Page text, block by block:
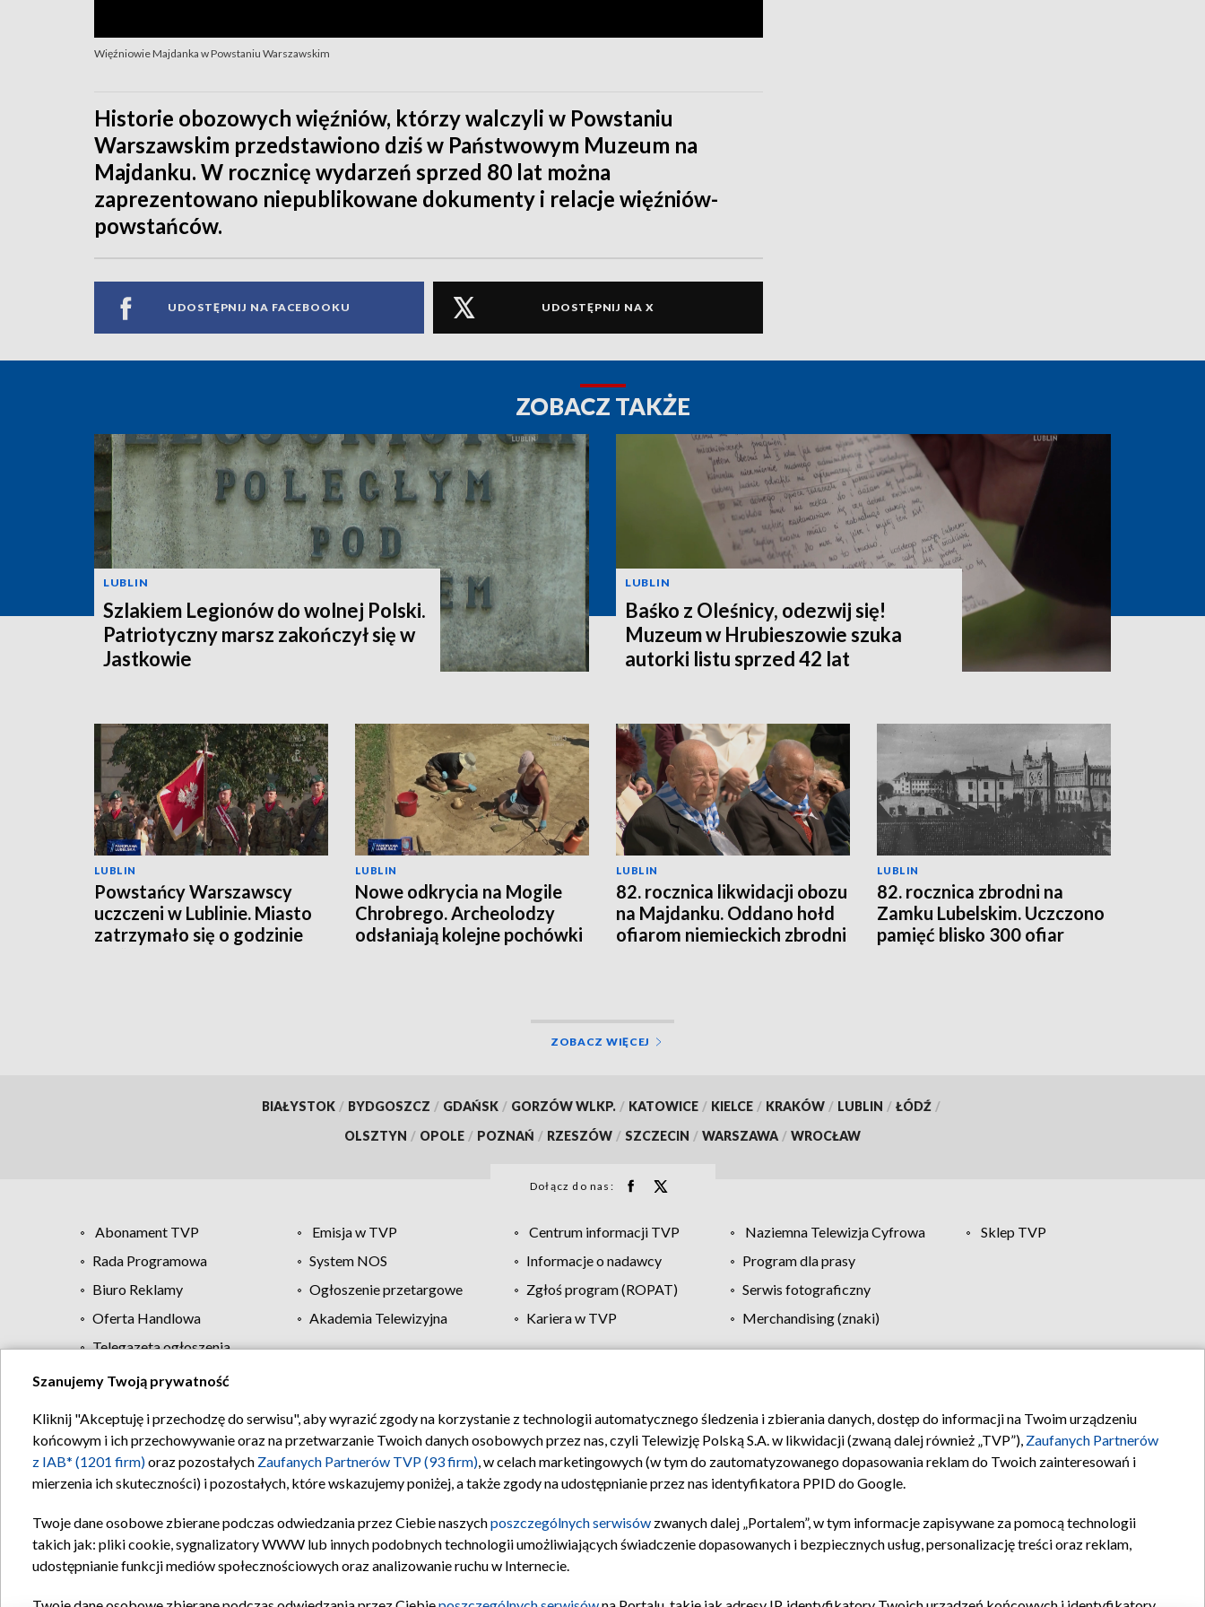
Więźniowie Majdanka w Powstaniu Warszawskim
Historie obozowych więźniów, którzy walczyli w Powstaniu
Warszawskim przedstawiono dziś w Państwowym Muzeum na
Majdanku. W rocznicę wydarzeń sprzed 80 lat można
zaprezentowano niepublikowane dokumenty i relacje więźniów-
powstańców.
UDOSTĘPNIJ NA FACEBOOKU UDOSTĘPNIJ NA X
ZOBACZ TAKŻE
LUBLIN
Szlakiem Legionów do wolnej Polski.
Patriotyczny marsz zakończył się w
Jastkowie
LUBLIN
Baśko z Oleśnicy, odezwij się!
Muzeum w Hrubieszowie szuka
autorki listu sprzed 42 lat
LUBLIN
Powstańcy Warszawscy
uczczeni w Lublinie. Miasto
zatrzymało się o godzinie
LUBLIN
Nowe odkrycia na Mogile
Chrobrego. Archeolodzy
odsłaniają kolejne pochówki
LUBLIN
82. rocznica likwidacji obozu
na Majdanku. Oddano hołd
ofiarom niemieckich zbrodni
LUBLIN
82. rocznica zbrodni na
Zamku Lubelskim. Uczczono
pamięć blisko 300 ofiar
ZOBACZ WIĘCEJ
BIAŁYSTOK / BYDGOSZCZ / GDAŃSK / GORZÓW WLKP. / KATOWICE / KIELCE / KRAKÓW / LUBLIN / ŁÓDŹ /
OLSZTYN / OPOLE / POZNAŃ / RZESZÓW / SZCZECIN / WARSZAWA / WROCŁAW
Dołącz do nas:
Abonament TVP Emisja w TVP Centrum informacji TVP Naziemna Telewizja Cyfrowa
Sklep TVP
Rada Programowa
System NOS Informacje o nadawcy
Program dla prasy
Biuro Reklamy
Ogłoszenie przetargowe Zgłoś program (ROPAT)
Serwis fotograficzny
Oferta Handlowa
Akademia Telewizyjna Kariera w TVP
Merchandising (znaki)
Telegazeta ogłoszenia
Regulamin TVP Polityka prywatności Moje zgody Pomoc Biuro reklamy Kontakt
Szanujemy Twoją prywatność
Kliknij "Akceptuję i przechodzę do serwisu", aby wyrazić zgody na korzystanie z technologii automatycznego śledzenia i zbierania danych, dostęp do informacji na Twoim urządzeniu
końcowym i ich przechowywanie oraz na przetwarzanie Twoich danych osobowych przez nas, czyli Telewizję Polską S.A. w likwidacji (zwaną dalej również „TVP”), Zaufanych Partnerów
z IAB* (1201 firm)oraz pozostałych Zaufanych Partnerów TVP (93 firm), w celach marketingowych (w tym do zautomatyzowanego dopasowania reklam do Twoich zainteresowań i
mierzenia ich skuteczności) i pozostałych, które wskazujemy poniżej, a także zgody na udostępnianie przez nas identyfikatora PPID do Google.
Twoje dane osobowe zbierane podczas odwiedzania przez Ciebie naszychposzczególnych serwisów zwanych dalej „Portalem”, w tym informacje zapisywane za pomocą technologii
takich jak: pliki cookie, sygnalizatory WWW lub innych podobnych technologii umożliwiających świadczenie dopasowanych i bezpiecznych usług, personalizację treści oraz reklam,
udostępnianie funkcji mediów społecznościowych oraz analizowanie ruchu w Internecie.